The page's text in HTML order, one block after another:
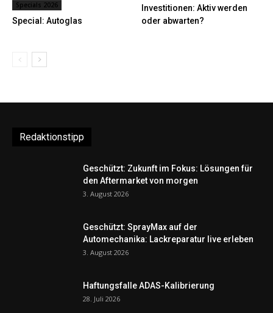
Specials 2026
Special: Autoglas
Investitionen: Aktiv werden
oder abwarten?
Redaktionstipp
Geschützt: Zukunft im Fokus: Lösungen für
den Aftermarket von morgen
3. August 2026
Geschützt: SprayMax auf der
Automechanika: Lackreparatur live erleben
3. August 2026
Haftungsfalle ADAS-Kalibrierung
28. Juli 2026